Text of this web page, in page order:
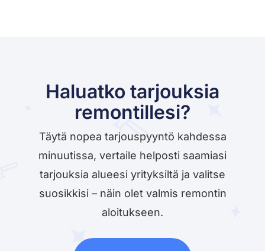
Haluatko tarjouksia
remontillesi?
Täytä nopea tarjouspyyntö kahdessa
minuutissa, vertaile helposti saamiasi
tarjouksia alueesi yrityksiltä ja valitse
suosikkisi – näin olet valmis remontin
aloitukseen.